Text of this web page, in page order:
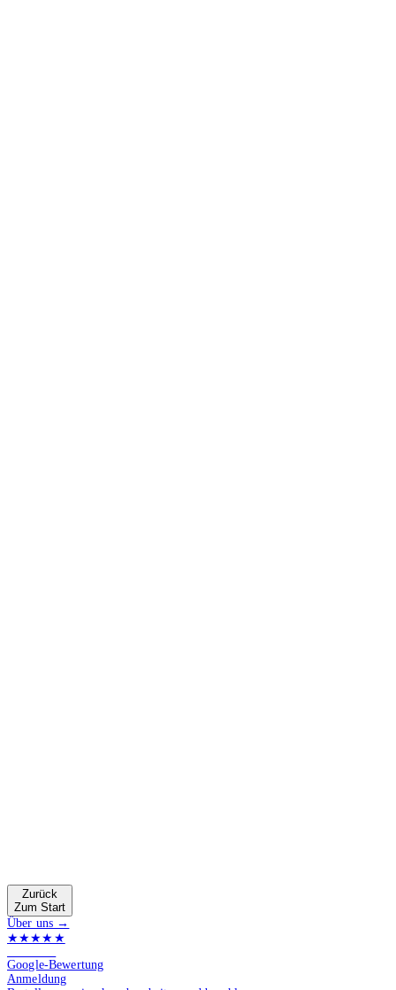
Zurück
Zum Start
Über uns →
★★★★★
Google-Bewertung
Anmeldung